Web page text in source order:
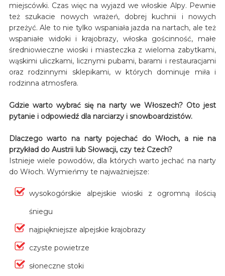
miejscówki. Czas więc na wyjazd we włoskie Alpy. Pewnie
też szukacie nowych wrażeń, dobrej kuchnii i nowych
przeżyć. Ale to nie tylko wspaniała jazda na nartach, ale też
wspaniałe widoki i krajobrazy, włoska gościnność, małe
średniowieczne wioski i miasteczka z wieloma zabytkami,
wąskimi uliczkami, licznymi pubami, barami i restauracjami
oraz rodzinnymi sklepikami, w których dominuje miła i
rodzinna atmosfera.
Gdzie warto wybrać się na narty we Włoszech? Oto jest
pytanie i odpowiedź dla narciarzy i snowboardzistów.
Dlaczego warto na narty pojechać do Włoch, a nie na
przykład do Austrii lub Słowacji, czy też Czech?
Istnieje wiele powodów, dla których warto jechać na narty
do Włoch. Wymieńmy te najważniejsze:
wysokogórskie alpejskie wioski z ogromną ilością
śniegu
najpiękniejsze alpejskie krajobrazy
czyste powietrze
słoneczne stoki